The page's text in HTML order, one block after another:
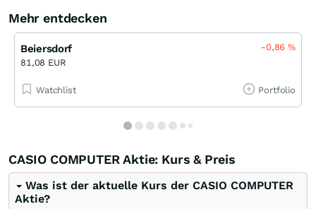
Mehr entdecken
Beiersdorf
81,08 EUR
-0,86%
Watchlist Portfolio
CASIO COMPUTER Aktie: Kurs & Preis
Was ist der aktuelle Kurs der CASIO COMPUTER
Aktie?